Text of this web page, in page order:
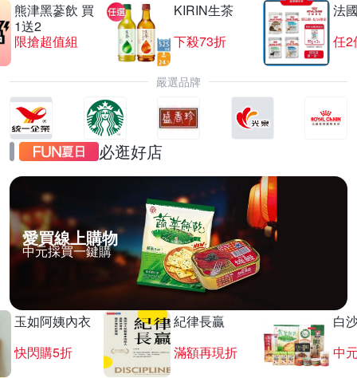
熊津黑蔘飲 買
1送2
限搶超值組
KIRIN生茶
下殺73折
法
任2
嚴選品牌
必逛好店
愛買線上購物
中元採買一鍵購
玉如阿姨內衣
快閃購5折
紀律長贏
滿額再現折
白
中